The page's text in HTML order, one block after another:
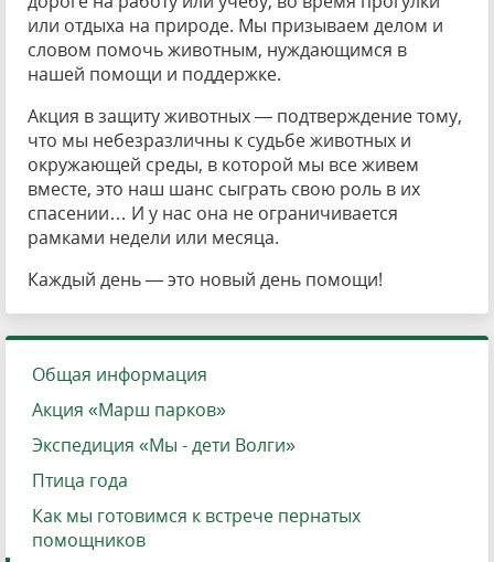
или отдыха на природе. Мы призываем делом и
словом помочь животным, нуждающимся в
нашей помощи и поддержке.
Акция в защиту животных — подтверждение тому,
что мы небезразличны к судьбе животных и
окружающей среды, в которой мы все живем
вместе, это наш шанс сыграть свою роль в их
спасении… И у нас она не ограничивается
рамками недели или месяца.
Каждый день — это новый день помощи!
Общая информация
Акция «Марш парков»
Экспедиция «Мы - дети Волги»
Птица года
Как мы готовимся к встрече пернатых
помощников